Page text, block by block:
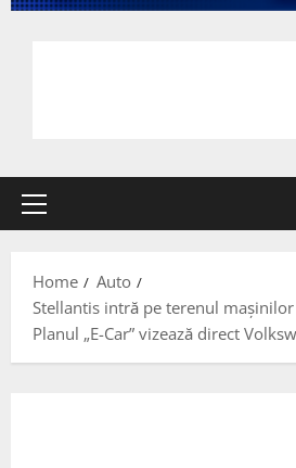
Primary
Home
Auto
Stellantis intră pe terenul
Planul „E-Car” vizează direct